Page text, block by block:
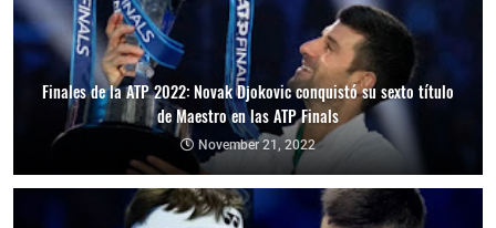
Finales de la ATP 2022: Novak Djokovic conquistó su sexto título
de Maestro en las ATP Finals
November 21, 2022